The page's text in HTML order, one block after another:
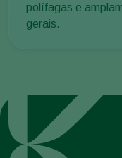
polífagas e
gerais.